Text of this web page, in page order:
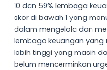
10 dan 59% lembaga
skor di bawah 1 yang
dalam mengelola dan
lembaga keuangan
lebih tinggi yang masih
belum mencerminkan